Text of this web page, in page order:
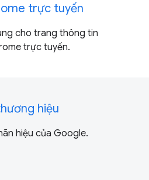
trực tuyến
cho trang thông tin
trực tuyến.
hiệu
hiệu của Google.